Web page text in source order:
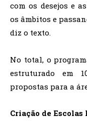
com os desejos e
os âmbitos e
diz o texto.
No total, o
estruturado em
propostas para a
Criação de